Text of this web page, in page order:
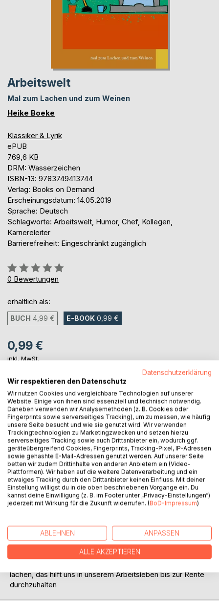
Arbeitswelt
Mal zum Lachen und zum Weinen
Heike Boeke
Klassiker & Lyrik
ePUB
769,6 KB
DRM: Wasserzeichen
ISBN-13: 9783749413744
Verlag: Books on Demand
Erscheinungsdatum: 14.05.2019
Sprache: Deutsch
Schlagworte: Arbeitswelt, Humor, Chef, Kollegen,
Karriereleiter
Barrierefreiheit: Eingeschränkt zugänglich
Bewertung::
0%
0 Bewertungen
erhältlich als:
BUCH 4,99 € E-BOOK 0,99 €
0,99 €
inkl. MwSt.
IN DEN WARENKORB
Auf die Merkliste
Titel bewerten
Unsere Arbeitswelt hat so ihre Tücken. Doch ohne Arbeit
wäre das Leben öde und freudlos. Arbeit zu schätzen und
lachen, das hilft uns in unserem Arbeitsleben bis zur Rente
durchzuhalten
Datenschutzerklärung
Wir respektieren den Datenschutz
Wir nutzen Cookies und vergleichbare Technologien auf unserer
Website. Einige von ihnen sind essenziell und technisch notwendig.
Daneben verwenden wir Analysemethoden (z. B. Cookies oder
Fingerprints sowie serverseitiges Tracking), um zu messen, wie häufig
unsere Seite besucht und wie sie genutzt wird. Wir verwenden
Trackingtechnologien zu Marketingzwecken und setzen hierzu
serverseitiges Tracking sowie auch Drittanbieter ein, wodurch ggf.
geräteübergreifend Cookies, Fingerprints, Tracking-Pixel, IP-Adressen
sowie gehashte E-Mail-Adressen genutzt werden. Auf unserer Seite
betten wir zudem Drittinhalte von anderen Anbietern ein (Video-
Plattformen). Wir haben auf die weitere Datenverarbeitung und ein
etwaiges Tracking durch den Drittanbieter keinen Einfluss. Mit deiner
Einstellung willigst du in die oben beschriebenen Vorgänge ein. Du
kannst deine Einwilligung (z. B. im Footer unter „Privacy-Einstellungen“)
jederzeit mit Wirkung für die Zukunft widerrufen. (BoD-Impressum)
ABLEHNEN ANPASSEN
ALLE AKZEPTIEREN